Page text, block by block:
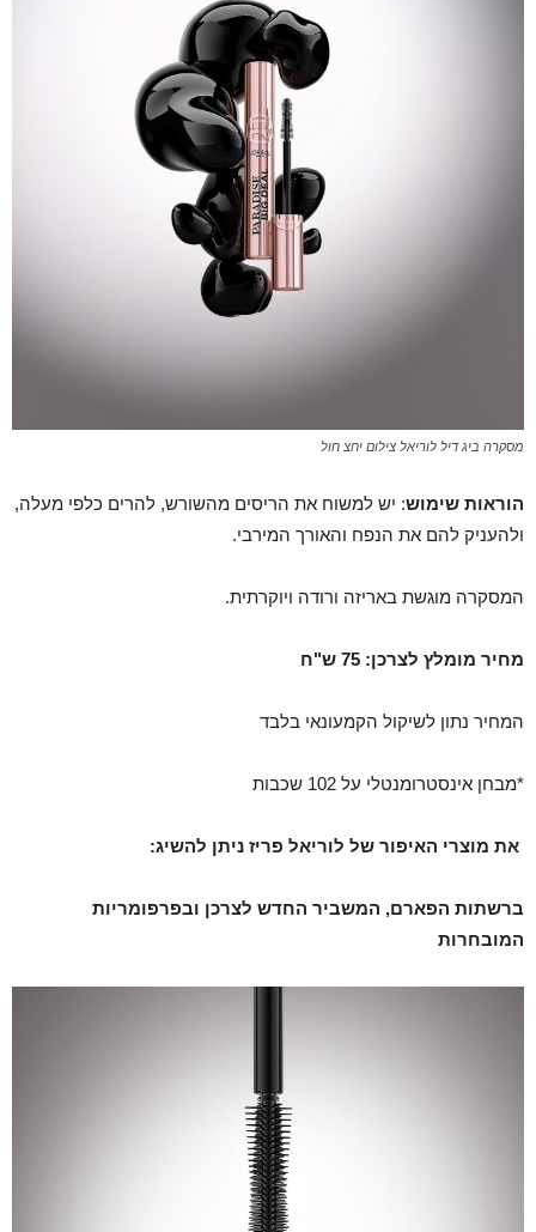
מסקרה ביג דיל לוריאל צילום יחצ חול
הוראות שימוש: יש למשוח את הריסים מהשורש, להרים כלפי מעלה,
ולהעניק להם את הנפח והאורך המירבי.
המסקרה מוגשת באריזה ורודה ויוקרתית.
מחיר מומלץ לצרכן: 75 ש"ח
המחיר נתון לשיקול הקמעונאי בלבד
*מבחן אינסטרומנטלי על 102 שכבות
את מוצרי האיפור של לוריאל פריז ניתן להשיג:
ברשתות הפארם, המשביר החדש לצרכן ובפרפומריות
המובחרות